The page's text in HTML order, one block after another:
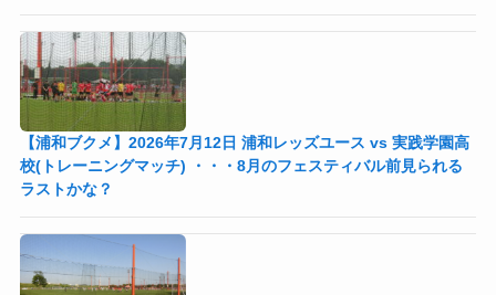
【浦和ブクメ】2026年7月12日 浦和レッズユース vs 実践学園高
校(トレーニングマッチ) ・・・8月のフェスティバル前見られる
ラストかな？